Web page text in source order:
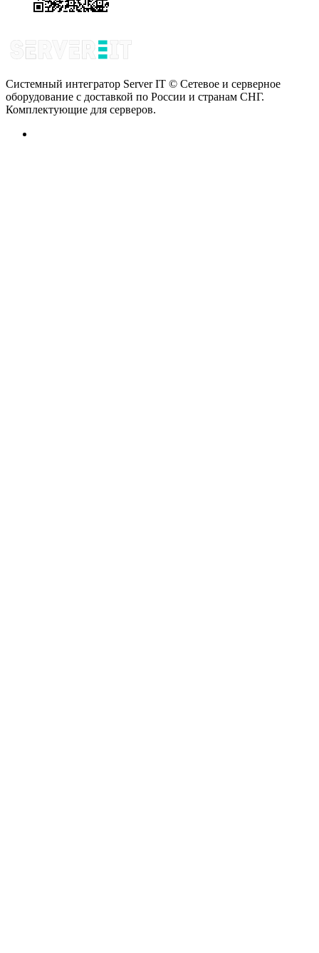
Системный интегратор Server IT © Сетевое и серверное
оборудование с доставкой по России и странам СНГ.
Комплектующие для серверов.